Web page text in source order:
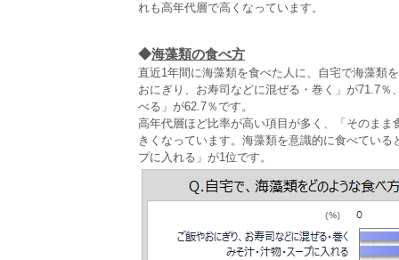
れも高年代層で高くなっています。
◆海藻類の食べ方
直近1年間に海藻類を食べた人に、自宅で海藻類
おにぎり、お寿司などに混ぜる・巻く」が71.7
べる」が62.7％です。
高年代層ほど比率が高い項目が多く、「そのま
きくなっています。海藻類を意識的に食べてい
プに入れる」が1位です。